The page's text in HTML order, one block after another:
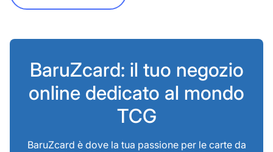
BaruZcard: il tuo negozio
online dedicato al mondo
TCG
BaruZcard è dove la tua passione per le carte da